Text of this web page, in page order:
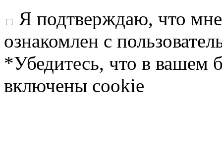
Я подтверждаю, что
ознакомлен с
*Убедитесь, что в вашем
включены cookie